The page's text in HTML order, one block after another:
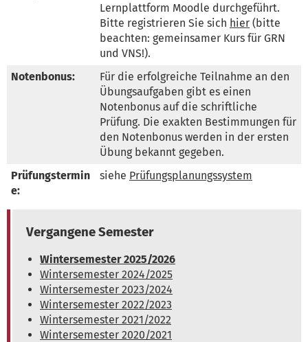
Vergangene Semester
Wintersemester 2025/2026
Wintersemester 2024/2025
Wintersemester 2023/2024
Wintersemester 2022/2023
Wintersemester 2021/2022
Wintersemester 2020/2021
Lernplattform Moodle durchgeführt.
Bitte registrieren Sie sich hier (bitte
beachten: gemeinsamer Kurs für GRN
und VNS!).
Notenbonus:
Für die erfolgreiche Teilnahme an den
Übungsaufgaben gibt es einen
Notenbonus auf die schriftliche
Prüfung. Die exakten Bestimmungen für
den Notenbonus werden in der ersten
Übung bekannt gegeben.
Prüfungstermin
e:
siehe Prüfungsplanungssystem